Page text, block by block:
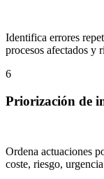
Identifica errores
procesos afectados y
6
Priorización de
Ordena actuaciones
coste, riesgo,